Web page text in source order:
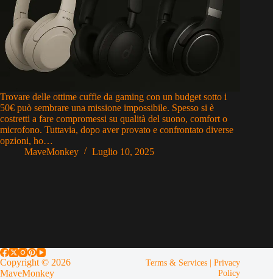
Trovare delle ottime cuffie da gaming con un budget sotto i
50€ può sembrare una missione impossibile. Spesso si è
costretti a fare compromessi su qualità del suono, comfort o
microfono. Tuttavia, dopo aver provato e confrontato diverse
opzioni, ho…
MaveMonkey
Luglio 10, 2025
Copyright © 2026
MaveMonkey
Terms & Services |Privacy
Policy